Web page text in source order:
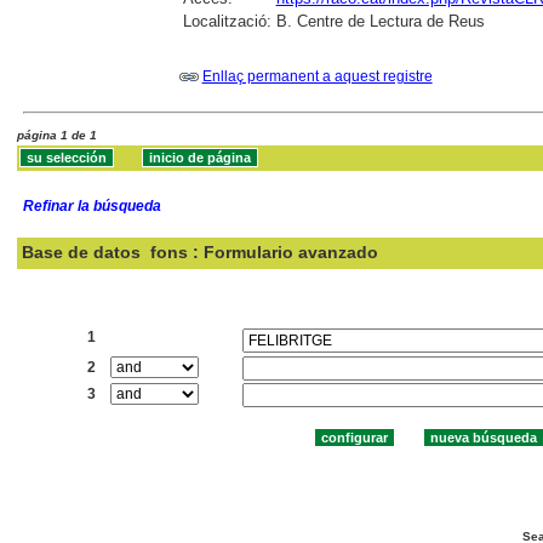
Localització: B. Centre de Lectura de Reus
Enllaç permanent a aquest registre
página 1 de 1
Refinar la búsqueda
Base de datos fons : Formulario avanzado
1
2
3